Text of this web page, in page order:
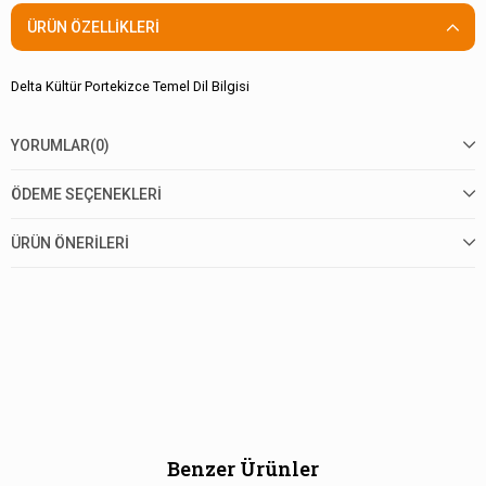
ÜRÜN ÖZELLIKLERI
Delta Kültür Portekizce Temel Dil Bilgisi
YORUMLAR(0)
ÖDEME SEÇENEKLERI
ÜRÜN ÖNERILERI
Benzer Ürünler